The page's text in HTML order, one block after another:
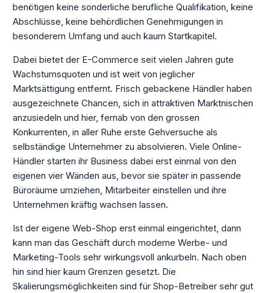
benötigen keine sonderliche berufliche Qualifikation, keine
Abschlüsse, keine behördlichen Genehmigungen in
besonderem Umfang und auch kaum Startkapitel.
Dabei bietet der E-Commerce seit vielen Jahren gute
Wachstumsquoten und ist weit von jeglicher
Marktsättigung entfernt. Frisch gebackene Händler haben
ausgezeichnete Chancen, sich in attraktiven Marktnischen
anzusiedeln und hier, fernab von den grossen
Konkurrenten, in aller Ruhe erste Gehversuche als
selbständige Unternehmer zu absolvieren. Viele Online-
Händler starten ihr Business dabei erst einmal von den
eigenen vier Wänden aus, bevor sie später in passende
Büroräume umziehen, Mitarbeiter einstellen und ihre
Unternehmen kräftig wachsen lassen.
Ist der eigene Web-Shop erst einmal eingerichtet, dann
kann man das Geschäft durch moderne Werbe- und
Marketing-Tools sehr wirkungsvoll ankurbeln. Nach oben
hin sind hier kaum Grenzen gesetzt. Die
Skalierungsmöglichkeiten sind für Shop-Betreiber sehr gut